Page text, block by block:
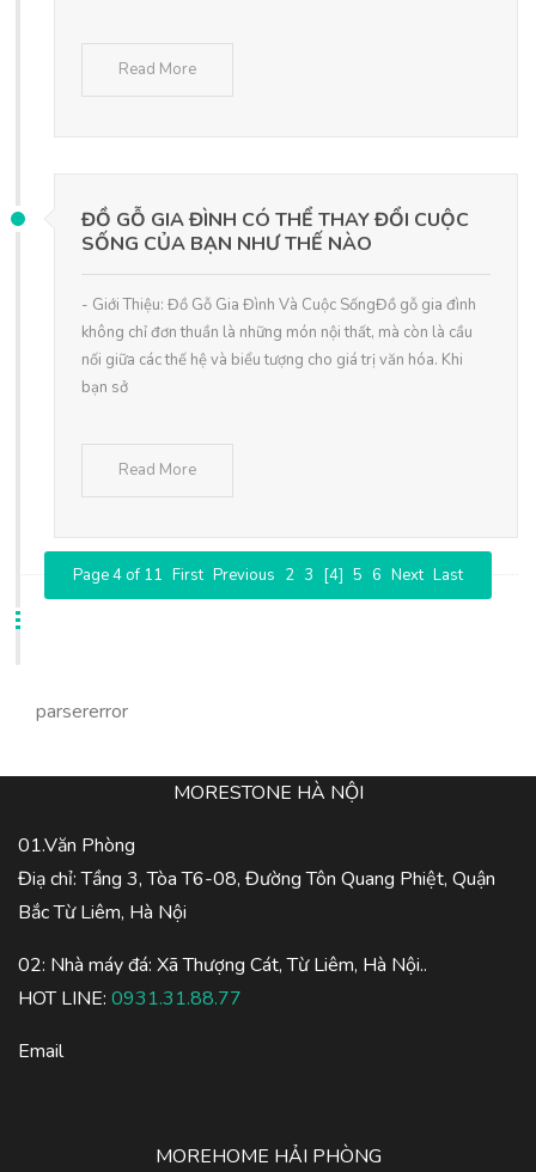
Read More
ĐỒ GỖ GIA ĐÌNH CÓ THỂ THAY ĐỔI CUỘC
SỐNG CỦA BẠN NHƯ THẾ NÀO
- Giới Thiệu: Đồ Gỗ Gia Đình Và Cuộc SốngĐồ gỗ gia đình
không chỉ đơn thuần là những món nội thất, mà còn là cầu
nối giữa các thế hệ và biểu tượng cho giá trị văn hóa. Khi
bạn sở
Read More
Page 4 of 11 First Previous 2 3 [4] 5 6 Next Last
parsererror
MORESTONE HÀ NỘI
01.Văn Phòng
Điạ chỉ: Tầng 3, Tòa T6-08, Đường Tôn Quang Phiệt, Quận
Bắc Từ Liêm, Hà Nội
02: Nhà máy đá: Xã Thượng Cát, Từ Liêm, Hà Nội..
HOT LINE: 0931.31.88.77
Email
MOREHOME HẢI PHÒNG